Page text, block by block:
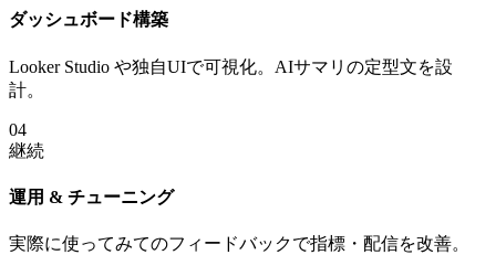
ダッシュボード構築
Looker Studio や独自UIで可視化。AIサマリの定型文を設
計。
04
継続
運用 & チューニング
実際に使ってみてのフィードバックで指標・配信を改善。